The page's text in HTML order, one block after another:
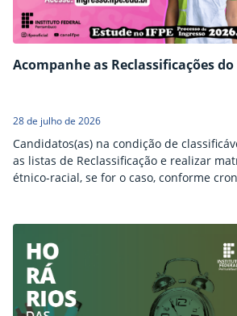
Acompanhe as Reclassificações do
28 de julho de 2026
Candidatos(as) na condição de
as listas de Reclassificação e realizar
étnico-racial, se for o caso, conforme